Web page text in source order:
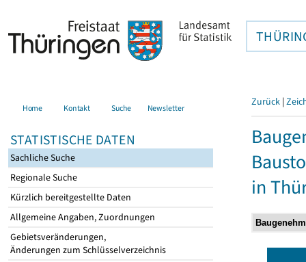
Home Kontakt Suche Newsletter
STATISTISCHE DATEN
Sachliche Suche
Regionale Suche
Kürzlich bereitgestellte Daten
Allgemeine Angaben, Zuordnungen
Gebietsveränderungen,
Änderungen zum Schlüsselverzeichnis
Zurück |
in